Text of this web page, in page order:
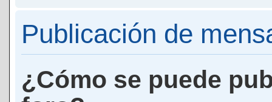
Publicación de
¿Cómo se puede